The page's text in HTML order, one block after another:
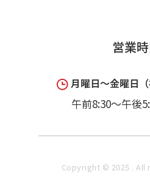
営業
月曜日～金曜日（
午前8:30～午後
Copyright © 2025 .